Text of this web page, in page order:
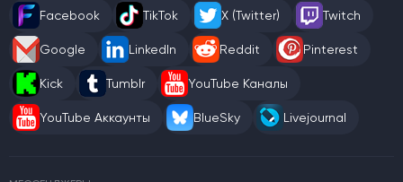
Facebook TikTok X (Twitter) Twitch
Google LinkedIn Reddit Pinterest
Kick Tumblr YouTube Каналы
YouTube Аккаунты BlueSky Livejournal